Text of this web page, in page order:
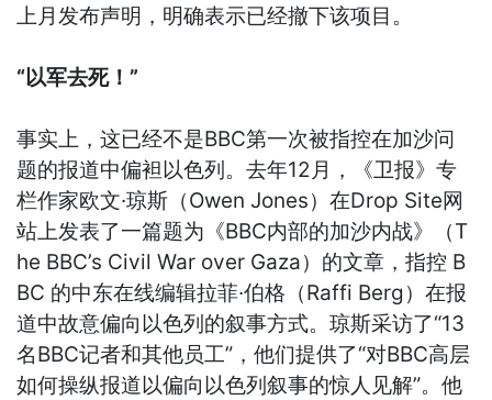
上月发布声明，明确表示已经撤下该项目。
“以军去死！”
事实上，这已经不是BBC第一次被指控在加沙问
题的报道中偏袒以色列。去年12月，《卫报》专
栏作家欧文·琼斯（Owen Jones）在Drop Site网
站上发表了一篇题为《BBC内部的加沙内战》（T
he BBC’s Civil War over Gaza）的文章，指控 B
BC 的中东在线编辑拉菲·伯格（Raffi Berg）在报
道中故意偏向以色列的叙事方式。琼斯采访了“13
名BBC记者和其他员工”，他们提供了“对BBC高层
如何操纵报道以偏向以色列叙事的惊人见解”。他